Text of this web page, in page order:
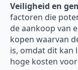
Veiligheid en
factoren die
de aankoop van
kopen waarvan
is, omdat dit kan
hoge kosten